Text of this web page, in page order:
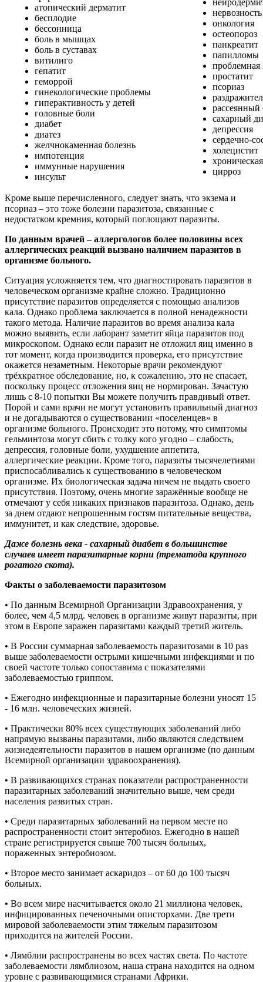
атопический дерматит
бесплодие
бессонница
боль в мышцах
боль в суставах
витилиго
гепатит
геморрой
гинекологические проблемы
гиперактивность у детей
головные боли
диабет
диатез
желчнокаменная болезнь
импотенция
иммунные нарушения
инсульт
нервозность
онкология
остеопороз
панкреатит
папилломы
проблемная
простатит
псориаз
рассеянный
сахарный
депрессия
сердечно-
холецистит
цирроз
Кроме выше перечисленного, следует знать, что экзема и
псориаз – это тоже болезни паразитоза, связанные с
недостатком кремния, который поглощают паразиты.
По данным врачей – аллергологов более половины всех
аллергических реакций вызвано наличием паразитов в
организме больного.
Ситуация усложняется тем, что диагностировать паразитов в
человеческом организме крайне сложно. Традиционно
присутствие паразитов определяется с помощью анализов
кала. Однако проблема заключается в полной ненадежности
такого метода. Наличие паразитов во время анализа кала
можно выявить, если лаборант заметит яйца паразитов под
микроскопом. Однако если паразит не отложил яиц именно в
тот момент, когда производится проверка, его присутствие
окажется незаметным. Некоторые врачи рекомендуют
трёхкратное обследование, но, к сожалению, это не спасает,
поскольку процесс отложения яиц не нормирован. Зачастую
лишь с 8-10 попытки Вы можете получить правдивый ответ.
Порой и сами врачи не могут установить правильный диагноз
и не догадываются о существовании «поселенцев» в
организме больного. Происходит это потому, что симптомы
гельминтоза могут сбить с толку кого угодно – слабость,
депрессия, головные боли, ухудшение аппетита,
аллергические реакции. Кроме того, паразиты тысячелетиями
приспосабливались к существованию в человеческом
организме. Их биологическая задача ничем не выдать своего
присутствия. Поэтому, очень многие заражённые вообще не
отмечают у себя никаких признаков паразитоза. Однако, день
за днем отдают непрошенным гостям питательные вещества,
иммунитет, и как следствие, здоровье.
Даже болезнь века - сахарный диабет в большинстве
случаев имеет паразитарные корни (трематода крупного
рогатого скота).
Факты о заболеваемости паразитозом
• По данным Всемирной Организации Здравоохранения, у
более, чем 4,5 млрд. человек в организме живут паразиты, при
этом в Европе заражен паразитами каждый третий житель.
• В России суммарная заболеваемость паразитозами в 10 раз
выше заболеваемости острыми кишечными инфекциями и по
своей частоте только сопоставима с показателями
заболеваемостью гриппом.
• Ежегодно инфекционные и паразитарные болезни уносят 15
- 16 млн. человеческих жизней.
• Практически 80% всех существующих заболеваний либо
напрямую вызваны паразитами, либо являются следствием
жизнедеятельности паразитов в нашем организме (по данным
Всемирной организации здравоохранения).
• В развивающихся странах показатели распространенности
паразитарных заболеваний значительно выше, чем среди
населения развитых стран.
• Среди паразитарных заболеваний на первом месте по
распространенности стоит энтеробиоз. Ежегодно в нашей
стране регистрируется свыше 700 тысяч больных,
пораженных энтеробиозом.
• Второе место занимает аскаридоз – от 60 до 100 тысяч
больных.
• Во всем мире насчитывается около 21 миллиона человек,
инфицированных печеночными описторхами. Две трети
мировой заболеваемости этим тяжелым паразитозом
приходится на жителей России.
• Лямблии распространены во всех частях света. По частоте
заболеваемости лямблиозом, наша страна находится на одном
уровне с развивающимися странами Африки.